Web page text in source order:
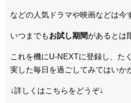
などの人気ドラマや映画などは今
いつまでもお試し期間があるとは
これを機にU-NEXTに登録し、た
実した毎日を過ごしてみてはいか
↓詳しくはこちらをどうぞ↓